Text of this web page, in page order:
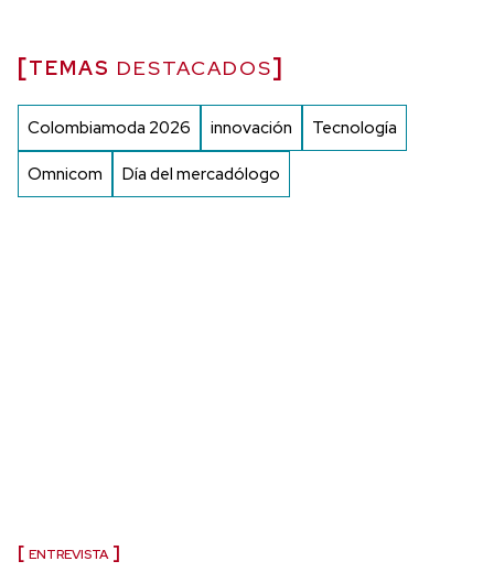
TEMAS DESTACADOS
Colombiamoda 2026 innovación Tecnología
Omnicom Día del mercadólogo
ENTREVISTA